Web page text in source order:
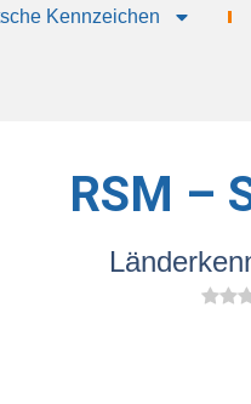
Kennzeichen
RSM –